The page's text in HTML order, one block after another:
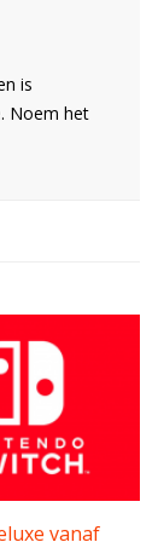
is
Noem het
vanaf